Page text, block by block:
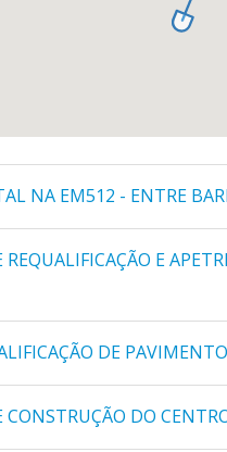
NA EM512 - ENTRE
E
DE
CONSTRUÇÃO DO